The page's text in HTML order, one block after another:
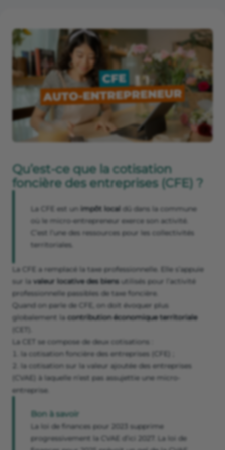
Qu’est-ce que la cotisation
foncière des entreprises (CFE) ?
La CFE est un impôt local dû dans la commune
où le micro-entrepreneur exerce son activité.
C’est l’une des ressources pour les collectivités
territoriales.
La CFE a remplacé la taxe professionnelle. Elle s’appuie
sur la valeur locative des biens utilisés pour l’activité
professionnelle passibles de taxe foncière.
Quand on parle de CFE, on doit évoquer plus
globalement la contribution économique territoriale
La CET se compose de deux cotisations :
la cotisation foncière des entreprises (CFE) ;
la cotisation sur la valeur ajoutée des entreprises
(CVAE) à laquelle n’est pas assujettie une micro-
entreprise.
Bon à savoir
La loi de finances pour 2023 supprime
progressivement la CVAE d’ici 2027. La loi de